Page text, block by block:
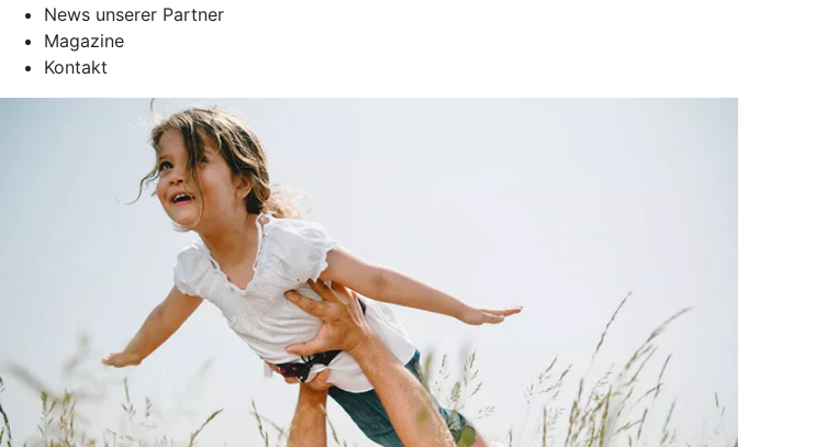
News unserer Partner
Magazine
Kontakt